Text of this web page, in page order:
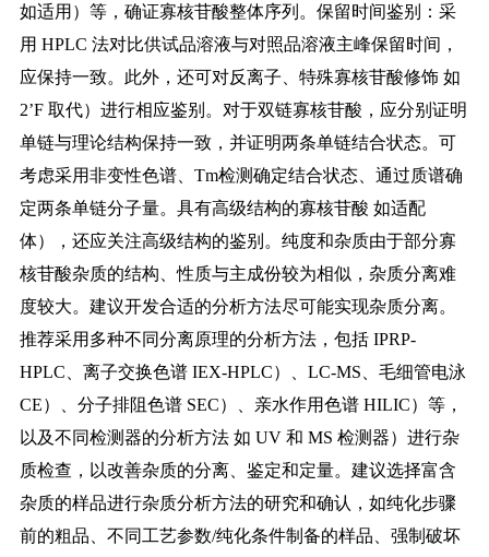
如适用）等，确证寡核苷酸整体序列。保留时间鉴别：采
用 HPLC 法对比供试品溶液与对照品溶液主峰保留时间，
应保持一致。此外，还可对反离子、特殊寡核苷酸修饰 如
2’F 取代） 进行相应鉴别。对于双链寡核苷酸，应分别证明
单链与理论结构保持一致，并证明两条单链结合状态。可
考虑采用非变性色谱、Tm检测确定结合状态、通过质谱确
定两条单链分子量。具有高级结构的寡核苷酸 如适配
体），还应关注高级结构的鉴别。纯度和杂质由于部分寡
核苷酸杂质的结构、性质与主成份较为相似，杂质分离难
度较大。建议开发合适的分析方法尽可能实现杂质分离。
推荐采用多种不同分离原理的分析方法，包括 IPRP-
HPLC、离子交换色谱 IEX-HPLC）、LC-MS、毛细管电泳
CE）、分子排阻色谱 SEC）、亲水作用色谱 HILIC）等，
以及不同检测器的分析方法 如 UV 和 MS 检测器）进行杂
质检查，以改善杂质的分离、鉴定和定量。建议选择富含
杂质的样品进行杂质分析方法的研究和确认，如纯化步骤
前的粗品、不同工艺参数/纯化条件制备的样品、强制破坏